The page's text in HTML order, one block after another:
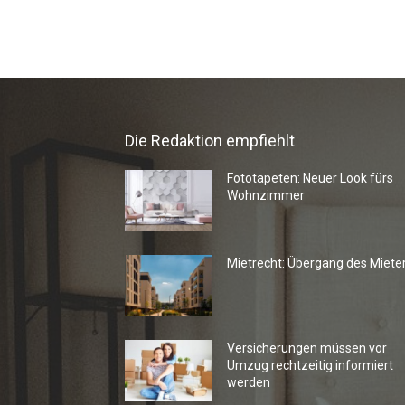
Die Redaktion empfiehlt
Fototapeten: Neuer Look fürs
Wohnzimmer
Mietrecht: Übergang des
Versicherungen müssen vor
Umzug rechtzeitig informiert
werden